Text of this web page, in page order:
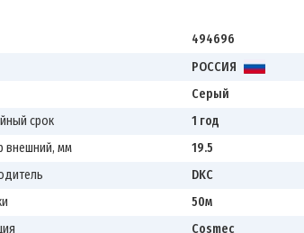
494696
РОССИЯ
Серый
срок
1 год
внешний, мм
19.5
DKC
50м
Cosmec